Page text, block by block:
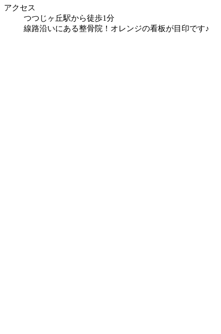
アクセス
つつじヶ丘駅から徒歩1分
線路沿いにある整骨院！オレンジの看板が目印です♪